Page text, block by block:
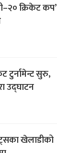
क्रिकेट कप’
टुर्नामेन्ट सुरु,
उद्घाटन
खेलाडीको